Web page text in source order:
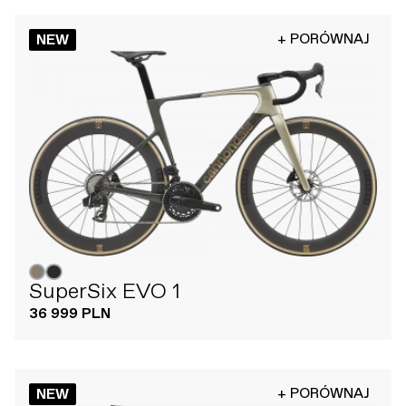
NEW + PORÓWNAJ
SuperSix EVO 1
36 999 PLN
NEW + PORÓWNAJ